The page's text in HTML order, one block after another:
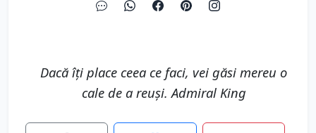
Dacă îți place ceea ce faci, vei găsi mereu o
cale de a reuși. Admiral King